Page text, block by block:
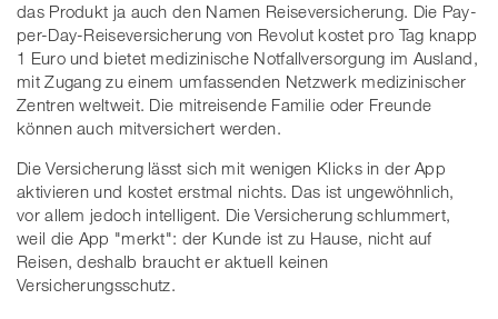
das Produkt ja auch den Namen Reiseversicherung. Die Pay-
per-Day-Reiseversicherung von Revolut kostet pro Tag knapp
1 Euro und bietet medizinische Notfallversorgung im Ausland,
mit Zugang zu einem umfassenden Netzwerk medizinischer
Zentren weltweit. Die mitreisende Familie oder Freunde
können auch mitversichert werden.
Die Versicherung lässt sich mit wenigen Klicks in der App
aktivieren und kostet erstmal nichts. Das ist ungewöhnlich,
vor allem jedoch intelligent. Die Versicherung schlummert,
weil die App "merkt": der Kunde ist zu Hause, nicht auf
Reisen, deshalb braucht er aktuell keinen
Versicherungsschutz.